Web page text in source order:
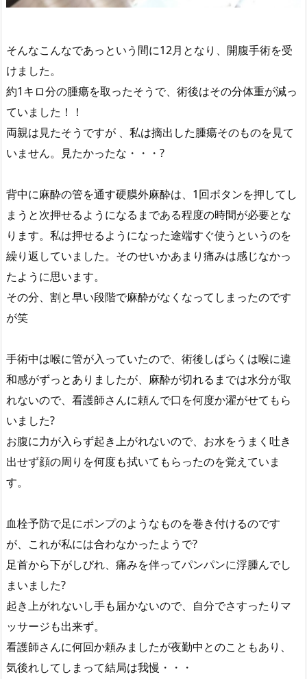
そんなこんなであっという間に12月となり、開腹手術を受
けました。
約1キロ分の腫瘍を取ったそうで、術後はその分体重が減っ
ていました！！
両親は見たそうですが 、私は摘出した腫瘍そのものを見て
いません。見たかったな・・・?
背中に麻酔の管を通す硬膜外麻酔は、1回ボタンを押してし
まうと次押せるようになるまである程度の時間が必要とな
ります。私は押せるようになった途端すぐ使うというのを
繰り返していました。そのせいかあまり痛みは感じなかっ
たように思います。
その分、割と早い段階で麻酔がなくなってしまったのです
が笑
手術中は喉に管が入っていたので、術後しばらくは喉に違
和感がずっとありましたが、麻酔が切れるまでは水分が取
れないので、看護師さんに頼んで口を何度か濯がせてもら
いました?
お腹に力が入らず起き上がれないので、お水をうまく吐き
出せず顔の周りを何度も拭いてもらったのを覚えていま
す。
血栓予防で足にポンプのようなものを巻き付けるのです
が、これが私には合わなかったようで?
足首から下がしびれ、痛みを伴ってパンパンに浮腫んでし
まいました?
起き上がれないし手も届かないので、自分でさすったりマ
ッサージも出来ず。
看護師さんに何回か頼みましたが夜勤中とのこともあり、
気後れしてしまって結局は我慢・・・